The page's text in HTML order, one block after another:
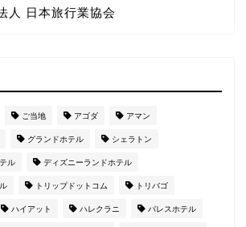
人 日本旅行業協会
ご当地 アゴダ アマン
グランドホテル シェラトン
ル ディズニーランドホテル
トリップドットコム トリバゴ
ハイアット ハレクラニ パレスホテル